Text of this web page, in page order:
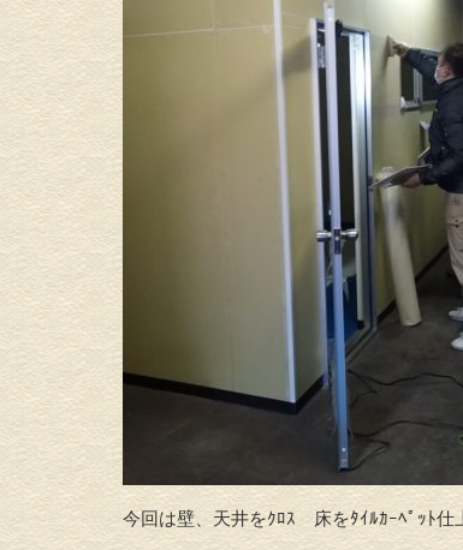
今回は壁、天井をｸﾛｽ 床をﾀｲﾙｶｰﾍﾟｯﾄ仕